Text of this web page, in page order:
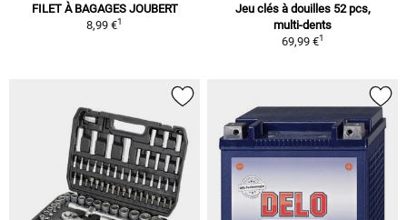
FILET À BAGAGES JOUBERT
8,99 €1
Jeu clés à douilles 52 pcs,
multi-dents
69,99 €1